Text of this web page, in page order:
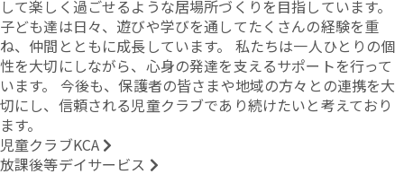
して楽しく過ごせるような居場所づくりを目指しています。
子ども達は日々、遊びや学びを通してたくさんの経験を重
ね、仲間とともに成長しています。 私たちは一人ひとりの個
性を大切にしながら、心身の発達を支えるサポートを行って
います。 今後も、保護者の皆さまや地域の方々との連携を大
切にし、信頼される児童クラブであり続けたいと考えており
ます。
児童クラブKCA
放課後等デイサービス